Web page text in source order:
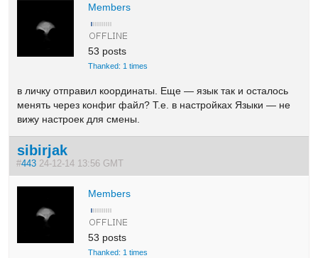
Members
53 posts
Thanked: 1 times
в личку отправил координаты. Еще — язык так и осталось
менять через конфиг файл? Т.е. в настройках Языки — не
вижу настроек для смены.
sibirjak
#443 24-12-14 13:56 GMT
Members
53 posts
Thanked: 1 times